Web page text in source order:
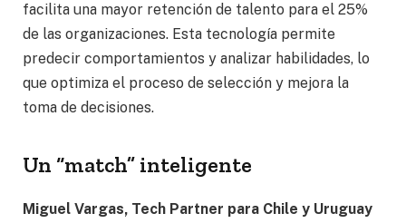
facilita una mayor retención de talento para el 25%
de las organizaciones. Esta tecnología permite
predecir comportamientos y analizar habilidades, lo
que optimiza el proceso de selección y mejora la
toma de decisiones.
Un “match” inteligente
Miguel Vargas, Tech Partner para Chile y Uruguay